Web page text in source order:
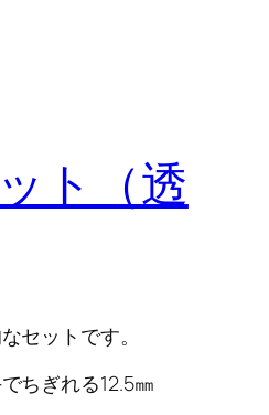
ト（透
セットです。
ちぎれる12.5㎜